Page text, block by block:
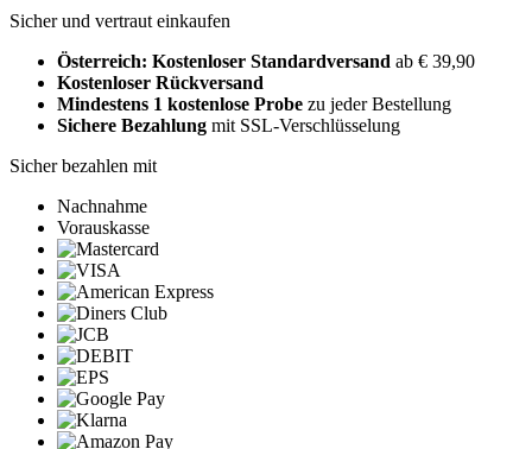
Sicher und vertraut einkaufen
Österreich: Kostenloser Standardversand ab € 39,90
Kostenloser Rückversand
Mindestens 1 kostenlose Probe zu jeder Bestellung
Sichere Bezahlung mit SSL-Verschlüsselung
Sicher bezahlen mit
Nachnahme
Vorauskasse